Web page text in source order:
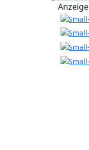
Anzeige